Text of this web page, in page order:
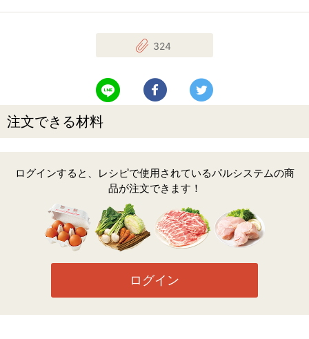
324
LINEで送る Facebookでシェアする
注文できる材料
ログインすると、レシピで使用されているパルシステムの商
品が注文できます！
ログイン